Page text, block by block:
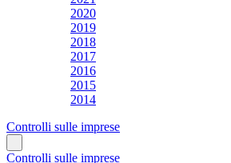
2020
2019
2018
2017
2016
2015
2014
Controlli sulle imprese
Controlli sulle imprese